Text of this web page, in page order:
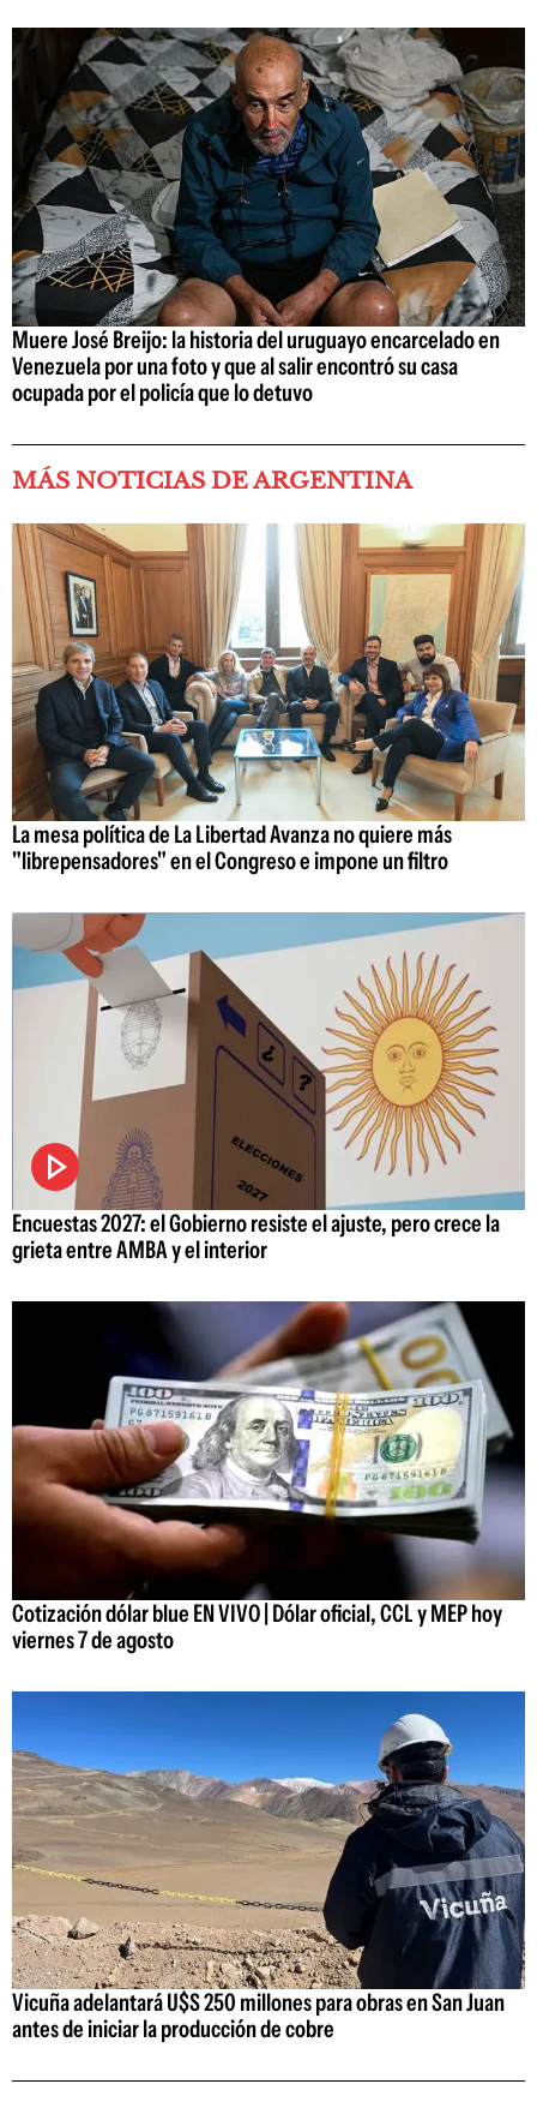
Muere José Breijo: la historia del uruguayo encarcelado en
Venezuela por una foto y que al salir encontró su casa
ocupada por el policía que lo detuvo
MÁS NOTICIAS DE ARGENTINA
La mesa política de La Libertad Avanza no quiere más
"librepensadores" en el Congreso e impone un filtro
Encuestas 2027: el Gobierno resiste el ajuste, pero crece la
grieta entre AMBA y el interior
Cotización dólar blue EN VIVO | Dólar oficial, CCL y MEP hoy
viernes 7 de agosto
Vicuña adelantará U$S 250 millones para obras en San Juan
antes de iniciar la producción de cobre